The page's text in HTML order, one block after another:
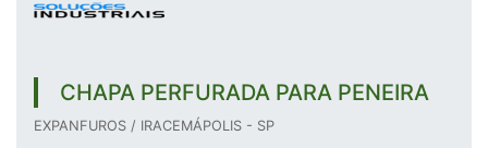
CHAPA PERFURADA PARA PENEIRA
EXPANFUROS / IRACEMÁPOLIS - SP